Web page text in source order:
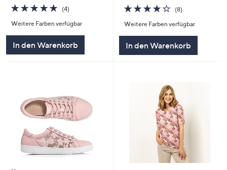
4.8
von
5
(4)4
Weitere Farben verfügbar
In den Warenkorb
4.2
von
5
(8)8
Weitere Farben verfügbar
In den Warenkorb